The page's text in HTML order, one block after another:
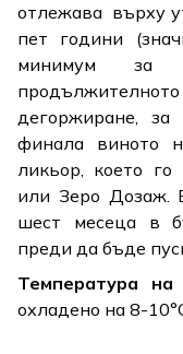
отлежава върху
пет години
минимум за
дегоржиране,
финала виното
ликьор, което
или Зеро Дозаж.
шест месеца в
преди да бъде
Температура на
охладено на 8-